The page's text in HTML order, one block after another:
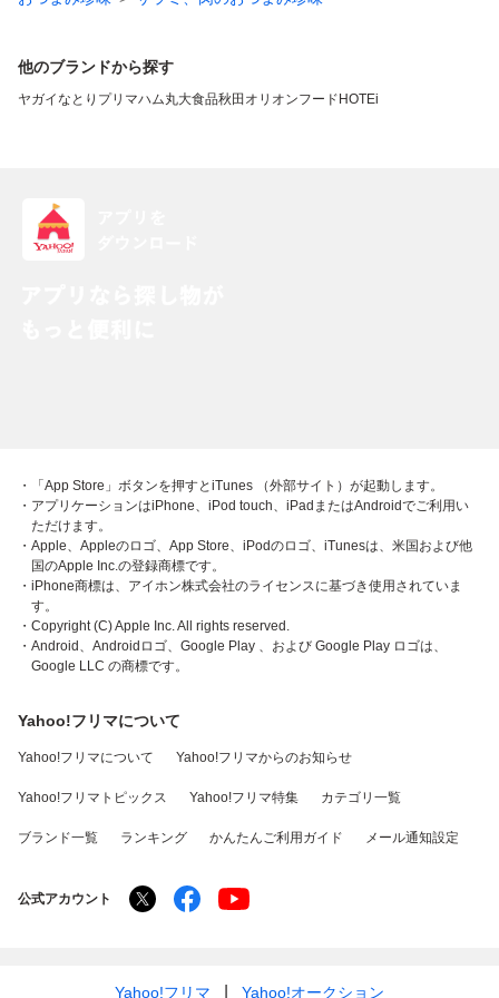
他のブランドから探す
ヤガイなとり プリマハム丸大食品秋田オリオンフード HOTEi
・「App Store」ボタンを押すとiTunes （外部サイト）が起動します。
・アプリケーションはiPhone、iPod touch、iPadまたはAndroidでご利用い
ただけます。
・Apple、Appleのロゴ、App Store、iPodのロゴ、iTunesは、米国および他
国のApple Inc.の登録商標です。
・iPhone商標は、アイホン株式会社のライセンスに基づき使用されていま
す。
・Copyright (C) Apple Inc. All rights reserved.
・Android、Androidロゴ、Google Play 、および Google Play ロゴは、
Google LLC の商標です。
Yahoo!フリマについて
Yahoo!フリマについて Yahoo!フリマからのお知らせ
Yahoo!フリマトピックス Yahoo!フリマ特集 カテゴリ一覧
ブランド一覧 ランキング かんたんご利用ガイド メール通知設定
公式アカウント
Yahoo!フリマ Yahoo!オークション